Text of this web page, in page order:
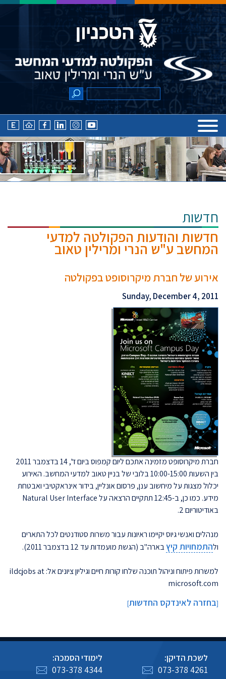
חדשות
חדשות והודעות הפקולטה למדעי
המחשב ע"ש הנרי ומרילין טאוב
אירוע של חברת מיקרוסופט בפקולטה
Sunday, December 4, 2011
חברת מיקרוסופט מזמינה אתכם ליום קמפוס ביום ד', 14 בדצמבר 2011
בין השעות 10:00-15:00 בלובי של בניין טאוב למדעי המחשב. האירוע
יכלול מצגות על מיחשוב ענן, פרסום אונליין, בידור אינראקטיבי ואבטחת
מידע. כמו כן, ב-12:45 תתקיים הרצאה על Natural User Interface
באודיטוריום 2.
מנהלים ואנשי גיוס יקיימו ראיונות עבור משרות סטודנטים לכל התארים
ולהתמחויות קיץבארה"ב (הגשת מועמדות עד 12 בדצמבר 2011).
למשרות פיתוח וניהול תוכנה שלחו קורות חיים וגיליון ציונים אל: ildcjobs at
microsoft.com
[בחזרה לאינדקס החדשות]
לשכת הדיקן:
073-378 4261
לימודי הסמכה:
073-378 4344